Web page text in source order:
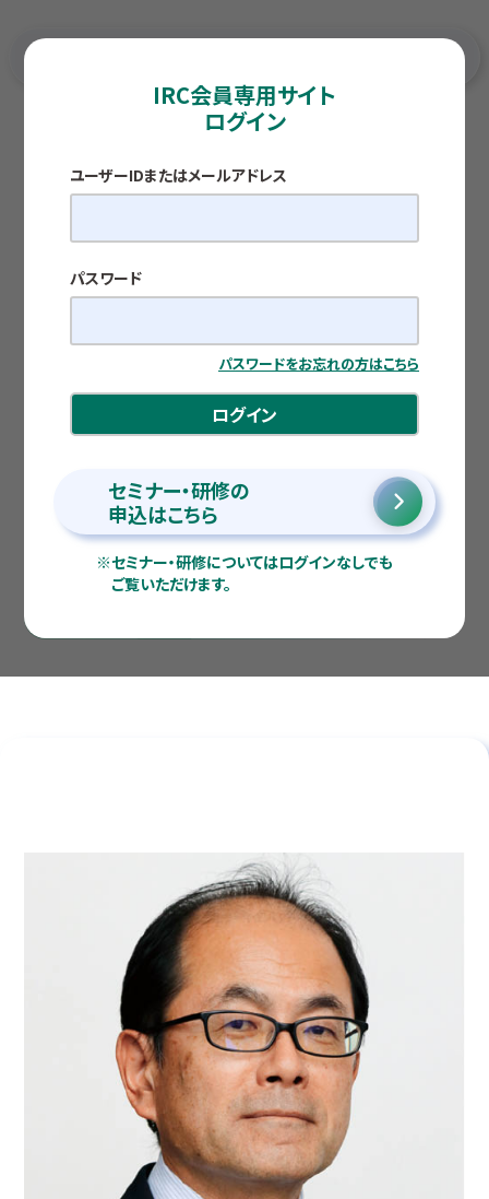
IRC会員専用サイト
ログイン
ユーザーIDまたはメールアドレス
パスワード
パスワードをお忘れの方はこちら
ログイン
セミナー・研修の
申込はこちら
※セミナー・研修についてはログインなしでも
ご覧いただけます。
ラジオと歩く、私の時間